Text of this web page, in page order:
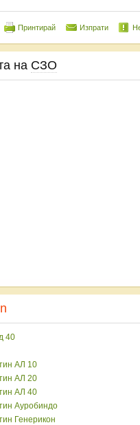
Изпрати
Принтирай
на СЗО
40
АЛ 10
АЛ 20
АЛ 40
Ауробиндо
Генерикон